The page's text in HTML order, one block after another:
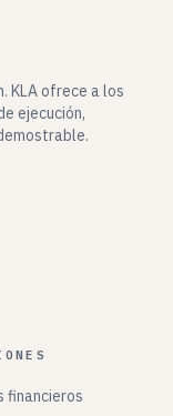
KLA ofrece a los
ejecución,
financieros